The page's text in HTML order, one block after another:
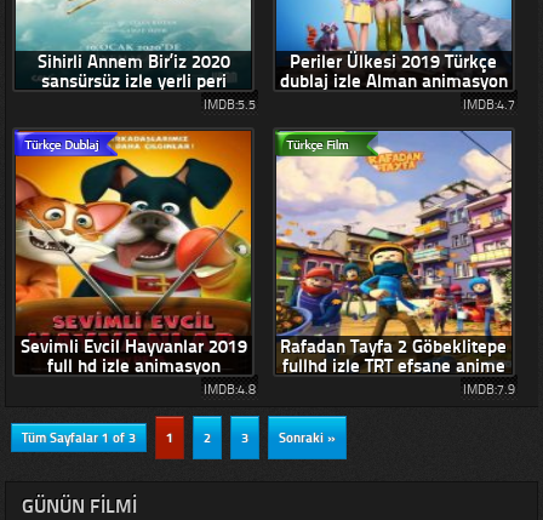
Sihirli Annem Bir’iz 2020
sansürsüz izle yerli peri
IMDB:5.5
Periler Ülkesi 2019 Türkçe
dublaj izle Alman animasyon
IMDB:4.7
Sevimli Evcil Hayvanlar 2019
full hd izle animasyon
IMDB:4.8
Rafadan Tayfa 2 Göbeklitepe
fullhd izle TRT efsane anime
IMDB:7.9
Tüm Sayfalar 1 of 3 1 2 3 Sonraki »
GÜNÜN FILMI